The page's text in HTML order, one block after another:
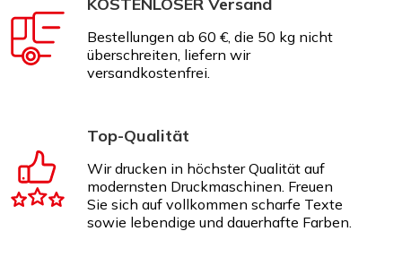
Bestellungen ab 60 €, die 50 kg nicht
überschreiten, liefern wir
versandkostenfrei.
Top-Qualität
Wir drucken in höchster Qualität auf
modernsten Druckmaschinen. Freuen
Sie sich auf vollkommen scharfe Texte
sowie lebendige und dauerhafte Farben.